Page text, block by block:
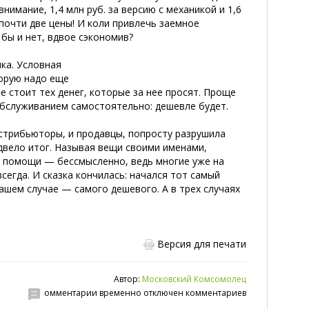
1,4 млн руб. за версию с механикой и 1,6
две цены! И коли привлечь заемное
и нет, вдвое сэкономив?
Условная
надо еще
тех денег, которые за нее просят. Проще
самостоятельно: дешевле будет.
и продавцы, попросту разрушила
итог. Называя вещи своими именами,
помощи — бессмысленно, ведь многие уже на
И сказка кончилась: начался тот самый
случае — самого дешевого. А в трех случаях
Версия для печати
Автор: Московский Комсомолец
омментарии временно отключен комментариев